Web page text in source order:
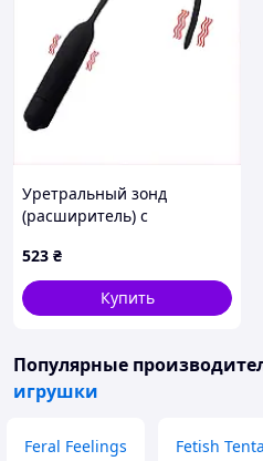
Уретральный зонд
(расширитель) с
Love 81H88X5E75
523 ₴
Купить
Популярные
игрушки
Feral Feelings Fetish